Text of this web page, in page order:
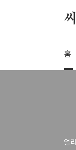
홈
얼